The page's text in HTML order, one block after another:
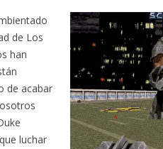
de Los
han
de acabar
luchar